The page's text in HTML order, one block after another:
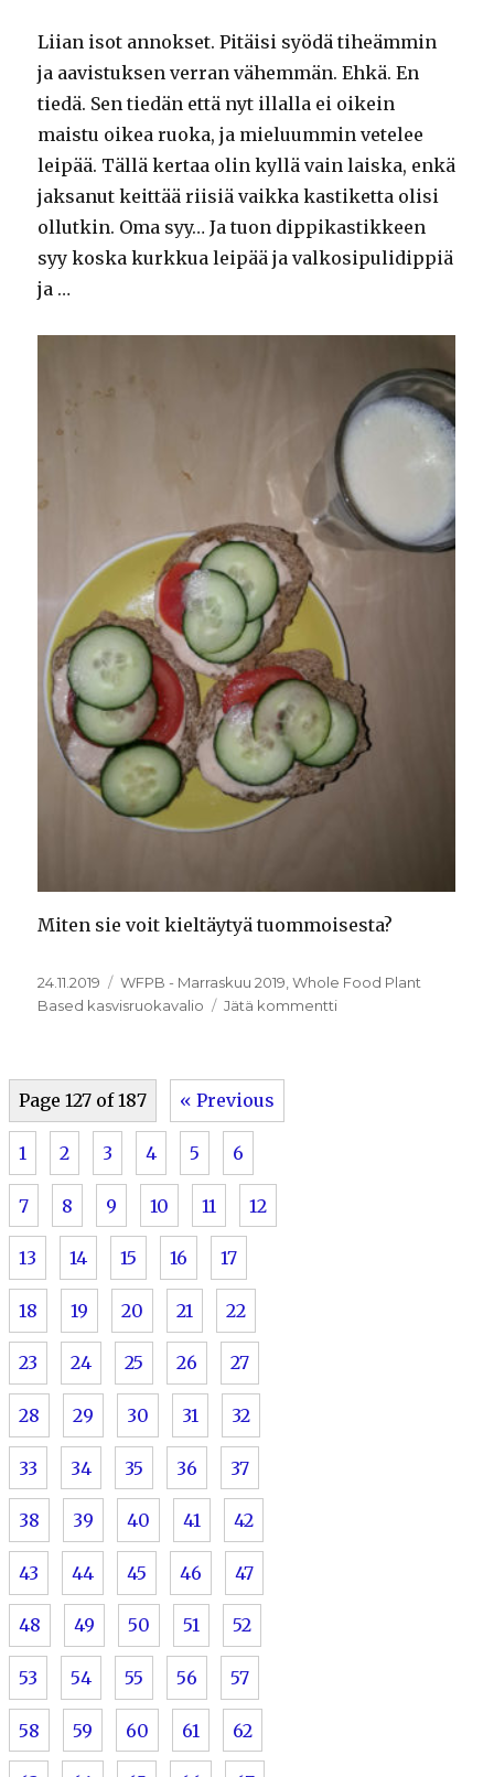
Liian isot annokset. Pitäisi syödä tiheämmin
ja aavistuksen verran vähemmän. Ehkä. En
tiedä. Sen tiedän että nyt illalla ei oikein
maistu oikea ruoka, ja mieluummin vetelee
leipää. Tällä kertaa olin kyllä vain laiska, enkä
jaksanut keittää riisiä vaikka kastiketta olisi
ollutkin. Oma syy… Ja tuon dippikastikkeen
syy koska kurkkua leipää ja valkosipulidippiä
ja …
Miten sie voit kieltäytyä tuommoisesta?
Julkaistu
24.11.2019 Kategoriat
WFPB - Marraskuu 2019 ,Whole Food Plant
Based kasvisruokavalio
Jätä kommenttiartikkeliin
Page 127 of 187 « Previous
1 2 3 4 5 6
7 8 9 10 11 12
13 14 15 16 17
18 19 20 21 22
23 24 25 26 27
28 29 30 31 32
33 34 35 36 37
38 39 40 41 42
43 44 45 46 47
48 49 50 51 52
53 54 55 56 57
58 59 60 61 62